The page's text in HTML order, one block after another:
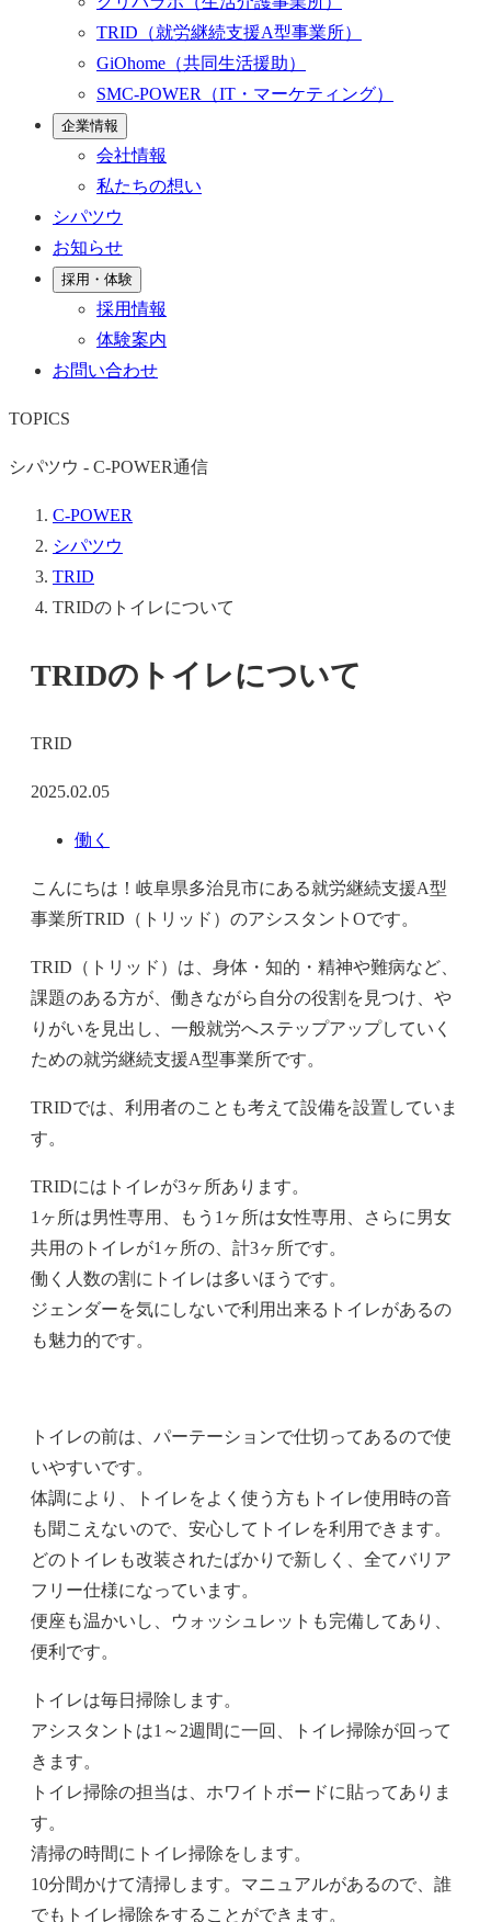
TRID （就労継続支援A型事業所）
GiOhome （共同生活援助）
SMC-POWER
（IT・マーケティング）
企業情報
会社情報
私たちの想い
シパツウ
お知らせ
採用・体験
採用情報
体験案内
お問い合わせ
TOPICS
シパツウ - C-POWER通信
C-POWER
シパツウ
TRID
TRIDのトイレについて
TRIDのトイレについて
TRID
2025.02.05
働く
こんにちは！岐阜県多治見市にある就労継続支援A型
事業所TRID（トリッド）のアシスタントOです。
TRID（トリッド）は、身体・知的・精神や難病など、
課題のある方が、働きながら自分の役割を見つけ、や
りがいを見出し、一般就労へステップアップしていく
ための就労継続支援A型事業所です。
TRIDでは、利用者のことも考えて設備を設置していま
す。
TRIDにはトイレが3ヶ所あります。
1ヶ所は男性専用、もう1ヶ所は女性専用、さらに男女
共用のトイレが1ヶ所の、計3ヶ所です。
働く人数の割にトイレは多いほうです。
ジェンダーを気にしないで利用出来るトイレがあるの
も魅力的です。
トイレの前は、パーテーションで仕切ってあるので使
いやすいです。
体調により、トイレをよく使う方もトイレ使用時の音
も聞こえないので、安心してトイレを利用できます。
どのトイレも改装されたばかりで新しく、全てバリア
フリー仕様になっています。
便座も温かいし、ウォッシュレットも完備してあり、
便利です。
トイレは毎日掃除します。
アシスタントは1～2週間に一回、トイレ掃除が回って
きます。
トイレ掃除の担当は、ホワイトボードに貼ってありま
す。
清掃の時間にトイレ掃除をします。
10分間かけて清掃します。マニュアルがあるので、誰
でもトイレ掃除をすることができます。